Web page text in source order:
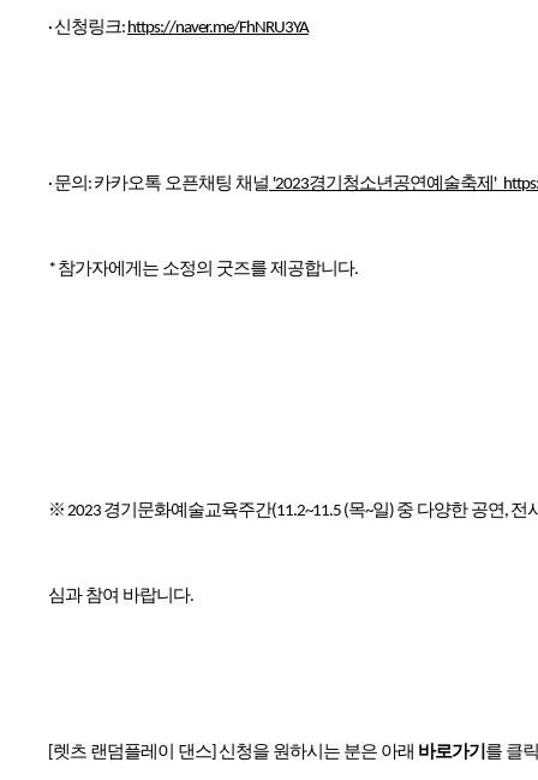
· 신청링크: https://naver.me/FhNRU3YA
· 문의 : 카카오톡 오픈채팅 채널 '2023경기청소년공연예술축제 '
* 참가자에게는 소정의 굿즈를 제공합니다.
※ 2023 경기문화예술교육주간(11.2~11.5 (목~일) 중 다양한 공연 , 전
심과 참여 바랍니다.
렛츠 랜덤플레이 댄스 신청을 원하시는 분은 아래 바로가기 를 클